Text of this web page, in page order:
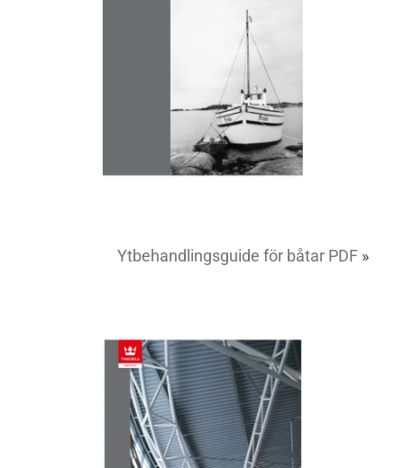
Ytbehandlingsguide för båtar PDF »